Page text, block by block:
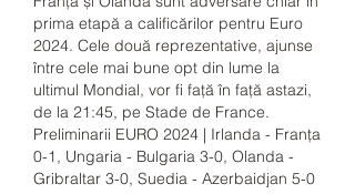
prima etapă a calificărilor pentru Euro
2024. Cele două reprezentative, ajunse
între cele mai bune opt din lume la
ultimul Mondial, vor fi față în față astazi,
de la 21:45, pe Stade de France.
Preliminarii EURO 2024 | Irlanda - Franța
0-1, Ungaria - Bulgaria 3-0, Olanda -
Gribraltar 3-0, Suedia - Azerbaidjan 5-0